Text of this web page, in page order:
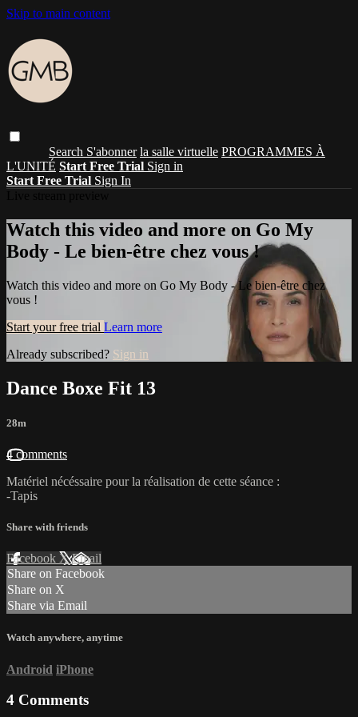
Skip to main content
Search S'abonner la salle virtuelle PROGRAMMES À
L'UNITÉ Start Free Trial Sign in
Start Free Trial Sign In
Watch this video and more on Go My
Body - Le bien-être chez vous !
Watch this video and more on Go My Body - Le bien-être chez
vous !
Start your free trial Learn more
Already subscribed? Sign in
Dance Boxe Fit 13
28m
4 comments
Matériel nécéssaire pour la réalisation de cette séance :
-Tapis
Share with friends
Facebook XEmail
Share on Facebook
Share on X
Share via Email
Watch anywhere, anytime
Android iPhone
4 Comments